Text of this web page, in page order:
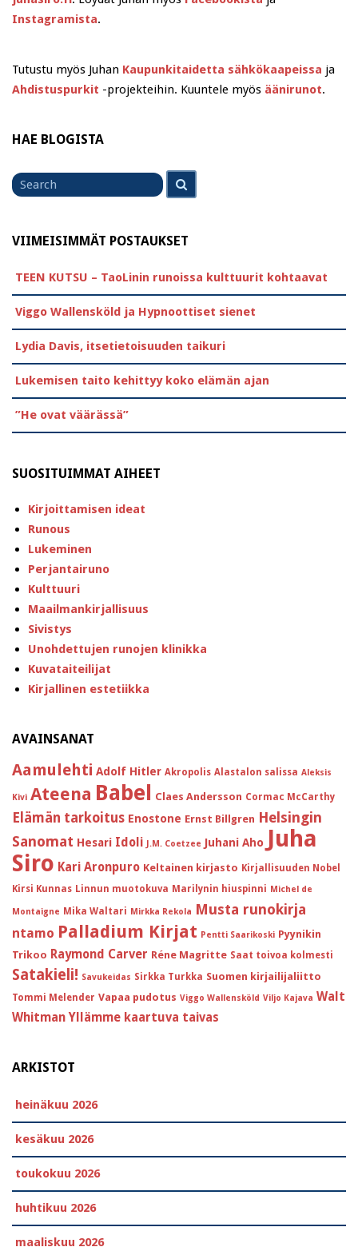
Instagramista.
Tutustu myös Juhan Kaupunkitaidetta sähkökaapeissa ja
Ahdistuspurkit -projekteihin. Kuuntele myös äänirunot.
HAE BLOGISTA
Search
for
VIIMEISIMMÄT POSTAUKSET
TEEN KUTSU – TaoLinin runoissa kulttuurit kohtaavat
Viggo Wallensköld ja Hypnoottiset sienet
Lydia Davis, itsetietoisuuden taikuri
Lukemisen taito kehittyy koko elämän ajan
”He ovat väärässä”
SUOSITUIMMAT AIHEET
Kirjoittamisen ideat
Runous
Lukeminen
Perjantairuno
Kulttuuri
Maailmankirjallisuus
Sivistys
Unohdettujen runojen klinikka
Kuvataiteilijat
Kirjallinen estetiikka
AVAINSANAT
Aamulehti Adolf Hitler Akropolis Alastalon salissa Aleksis
Kivi Ateena Babel Claes Andersson Cormac McCarthy
Elämän tarkoitus Enostone Ernst Billgren Helsingin
Sanomat Hesari Idoli J.M. Coetzee Juhani Aho Juha
Siro Kari Aronpuro Keltainen kirjasto Kirjallisuuden Nobel
Kirsi Kunnas Linnun muotokuva Marilynin hiuspinni Michel de
Montaigne Mika Waltari Mirkka Rekola Musta runokirja
ntamo Palladium Kirjat Pentti Saarikoski Pyynikin
Trikoo Raymond Carver Réne Magritte Saat toivoa kolmesti
Satakieli! Savukeidas Sirkka Turkka Suomen kirjailijaliitto
Tommi Melender Vapaa pudotus Viggo Wallensköld Viljo Kajava Walt
Whitman Yllämme kaartuva taivas
ARKISTOT
heinäkuu 2026
kesäkuu 2026
toukokuu 2026
huhtikuu 2026
maaliskuu 2026